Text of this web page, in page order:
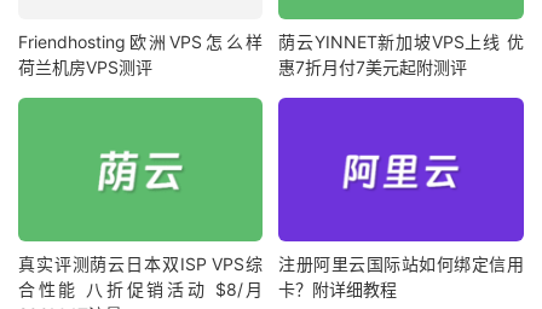
Friendhosting欧洲VPS怎么样
荷兰机房VPS测评
荫云YINNET新加坡VPS上线 优
惠7折月付7美元起附测评
真实评测荫云日本双ISP VPS综
合性能 八折促销活动 $8/月
注册阿里云国际站如何绑定信用
卡？附详细教程